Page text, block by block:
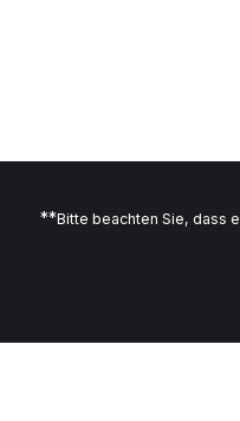
**Bitte beachten Sie, dass